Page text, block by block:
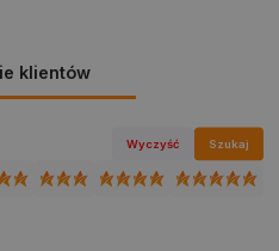
klientów
Wyczyść Szukaj